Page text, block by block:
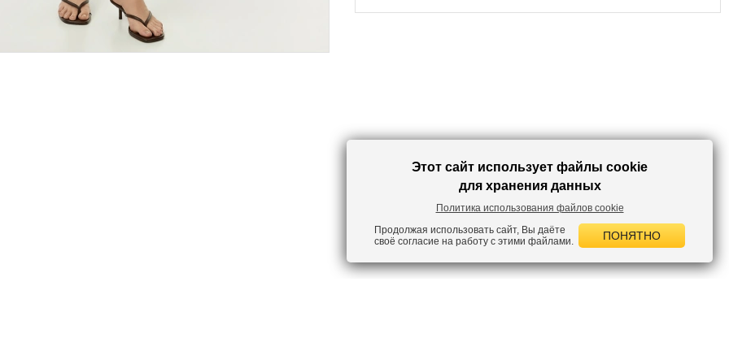
Этот сайт использует файлы cookie
для хранения данных
Политика использования файлов cookie
Продолжая использовать сайт, Вы даёте
своё согласие на работу с этими файлами.
ПОНЯТНО